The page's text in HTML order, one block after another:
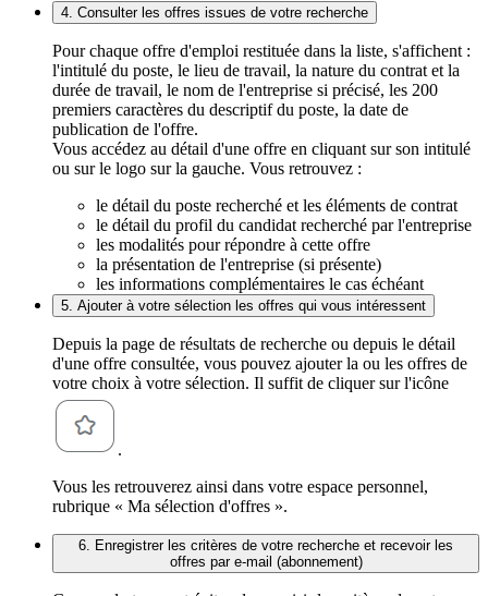
4. Consulter les offres issues de votre recherche
Pour chaque offre d'emploi restituée dans la liste, s'affichent :
l'intitulé du poste, le lieu de travail, la nature du contrat et la
durée de travail, le nom de l'entreprise si précisé, les 200
premiers caractères du descriptif du poste, la date de
publication de l'offre.
Vous accédez au détail d'une offre en cliquant sur son intitulé
ou sur le logo sur la gauche. Vous retrouvez :
le détail du poste recherché et les éléments de contrat
le détail du profil du candidat recherché par l'entreprise
les modalités pour répondre à cette offre
la présentation de l'entreprise (si présente)
les informations complémentaires le cas échéant
5. Ajouter à votre sélection les offres qui vous intéressent
Depuis la page de résultats de recherche ou depuis le détail
d'une offre consultée, vous pouvez ajouter la ou les offres de
votre choix à votre sélection. Il suffit de cliquer sur l'icône
.
Vous les retrouverez ainsi dans votre espace personnel,
rubrique « Ma sélection d'offres ».
6. Enregistrer les critères de votre recherche et recevoir les
offres par e-mail (abonnement)